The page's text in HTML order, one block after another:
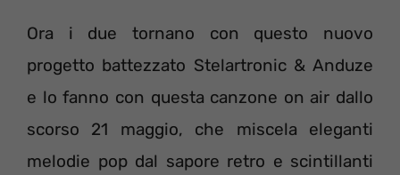
Ora i due tornano con questo nuovo
progetto battezzato Stelartronic & Anduze
e lo fanno con questa canzone on air dallo
scorso 21 maggio, che miscela eleganti
melodie pop dal sapore retro e scintillanti